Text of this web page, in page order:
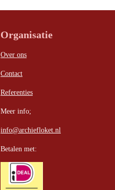
Organisatie
Over ons
Contact
Referenties
Meer info;
info@archiefloket.nl
Betalen met: